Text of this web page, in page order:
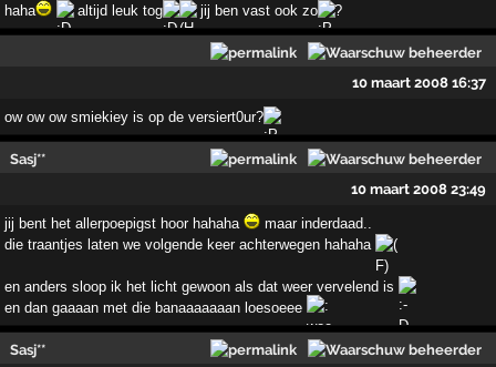
haha altijd leuk tog jij ben vast ook zo ?
10 maart 2008 16:37
ow ow ow smiekiey is op de versiert0ur?
Sasj**
10 maart 2008 23:49
jij bent het allerpoepigst hoor hahaha
maar inderdaad..
die traantjes laten we volgende keer achterwegen hahaha
en anders sloop ik het licht gewoon als dat weer vervelend is
en dan gaaaan met die banaaaaaaan loesoeee
Sasj**